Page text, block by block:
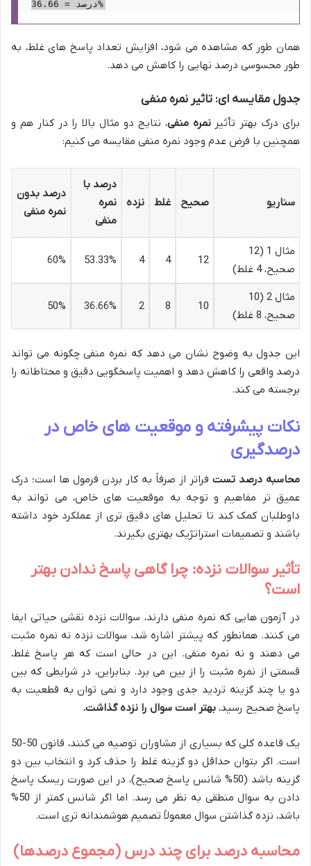
درصد = 36.66%
همان طور که مشاهده می شود، افزایش تعداد پاسخ های غلط، به
طور محسوسی درصد نهایی را کاهش می دهد.
جدول مقایسه ای: تاثیر نمره منفی
برای درک بهتر تأثیرنمره منفی، نتایج دو مثال بالا را در کنار هم و
همچنین با فرض عدم وجود نمره منفی مقایسه می کنیم:
سناریو صحیح غلط نزده
درصد با
نمره
منفی
درصد بدون
نمره منفی
مثال 1 (12
صحیح، 4 غلط)
12
4
4
53.33%
60%
مثال 2 (10
صحیح، 8 غلط)
10
8
2
36.66%
50%
این جدول به وضوح نشان می دهد که نمره منفی چگونه می تواند
درصد واقعی را کاهش دهد و اهمیت پاسخگویی دقیق و محتاطانه را
برجسته می کند.
نکات پیشرفته و موقعیت های خاص در
درصدگیری
محاسبه درصد تست فراتر از صرفاً به کار بردن فرمول ها است؛ درک
عمیق تر مفاهیم و توجه به موقعیت های خاص، می تواند به
داوطلبان کمک کند تا تحلیل های دقیق تری از عملکرد خود داشته
باشند و تصمیمات استراتژیک بهتری بگیرند.
تأثیر سوالات نزده: چرا گاهی پاسخ ندادن بهتر
است؟
در آزمون هایی که نمره منفی دارند، سوالات نزده نقشی حیاتی ایفا
می کنند. همانطور که پیشتر اشاره شد، سوالات نزده نه نمره مثبت
می دهند و نه نمره منفی. این در حالی است که هر پاسخ غلط،
قسمتی از نمره مثبت را از بین می برد. بنابراین، در شرایطی که بین
دو یا چند گزینه تردید جدی وجود دارد و نمی توان به قطعیت به
پاسخ صحیح رسید، بهتر است سوال را نزده گذاشت.
یک قاعده کلی که بسیاری از مشاوران توصیه می کنند، قانون 50-50
است. اگر بتوان حداقل دو گزینه غلط را حذف کرد و انتخاب بین دو
گزینه باشد (50% شانس پاسخ صحیح)، در این صورت ریسک پاسخ
دادن به سوال منطقی به نظر می رسد. اما اگر شانس کمتر از 50%
باشد، نزده گذاشتن سوال معمولاً تصمیم هوشمندانه تری است.
محاسبه درصد برای چند درس (مجموع درصدها)